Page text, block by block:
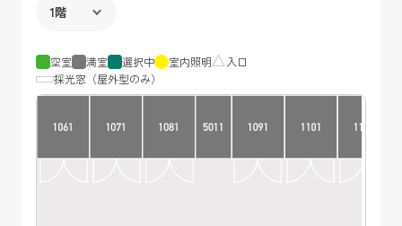
空室 満室 選択中 室内照明
入口
採光窓（屋外型のみ）